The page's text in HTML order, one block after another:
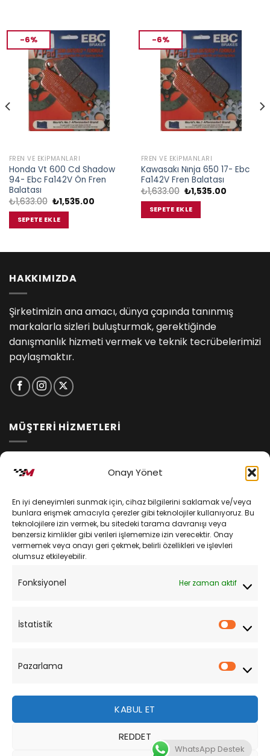
Onayı Yönet
En iyi deneyimleri sunmak için, cihaz bilgilerini saklamak ve/veya
bunlara erişmek amacıyla çerezler gibi teknolojiler kullanıyoruz. Bu
teknolojilere izin vermek, bu sitedeki tarama davranışı veya
benzersiz kimlikler gibi verileri işlememize izin verecektir. Onay
vermemek veya onayı geri çekmek, belirli özellikleri ve işlevleri
olumsuz etkileyebilir.
Fonksiyonel Her zaman aktif
İstatistik
Pazarlama
KABUL ET
REDDET
-6%
FREN VE EKIPMANLARI
Honda Vt 600 Cd Shadow
94- Ebc Fa142V Ön Fren
Balatası
₺1,633.00 Orijinal
fiyat:
₺1,633.00.
₺1,535.00Şu
SEPETE EKLE
-6%
FREN VE EKIPMANLARI
Kawasakı Nınja 650 17- Ebc
Fa142V Fren Balatası
₺1,633.00 Orijinal
fiyat:
₺1,633.00.
₺1,535.00Şu
SEPETE EKLE
HAKKIMIZDA
Şirketimizin ana amacı, dünya çapında tanınmış
markalarla sizleri buluşturmak, gerektiğinde
danışmanlık hizmeti vermek ve teknik tecrübelerimizi
paylaşmaktır.
MÜŞTERİ HİZMETLERİ
Kişisel Verilerin Korunması
Mesafeli Satış Sözleşmesi
Sipariş Takibi
Bu site, size daha iyi bir tarama deneyimi sunmak için
çerezler kullanmaktadır. Bu web sitesinde gezinerek,
WhatsApp Destek